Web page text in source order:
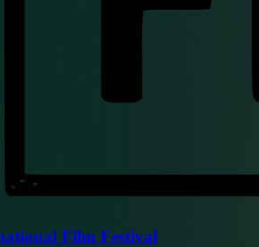
Film Festival